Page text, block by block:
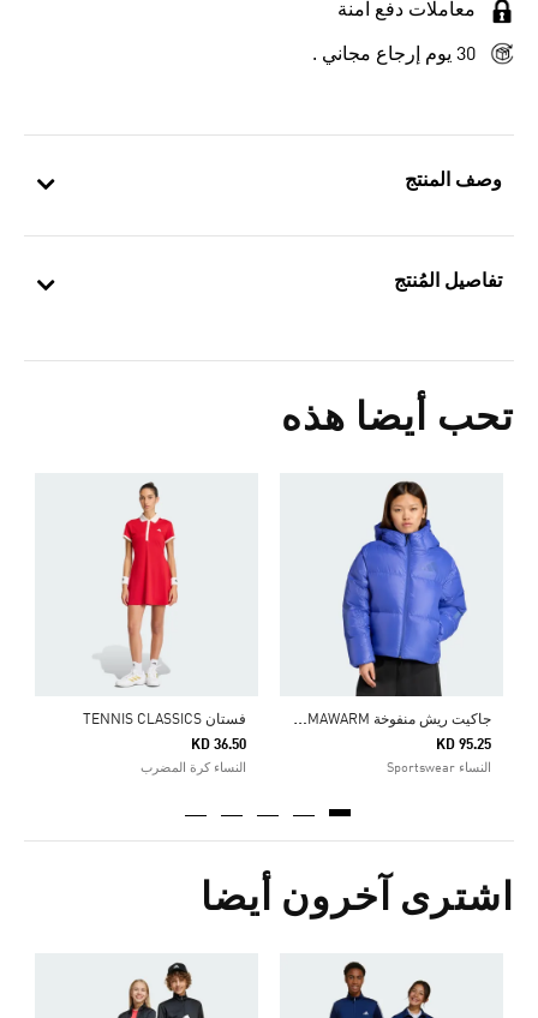
وصف المنتج
تفاصيل المُنتج
تحب أيضا هذه
ج
اكيت ريش منفوخة ADIDAS Z.N.E. CLIMAWARM
KD 95.25
النساء Sportswear
فستان TENNIS CLASSICS
KD 36.50
النساء كرة المضرب
اشترى آخرون أيضا
معاملات دفع آمنة